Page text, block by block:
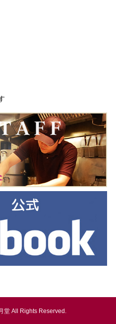
堂 All Rights Reserved.